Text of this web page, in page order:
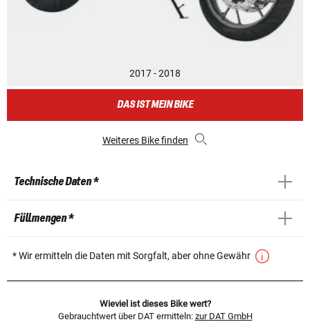
2017 - 2018
DAS IST MEIN BIKE
Weiteres Bike finden
Technische Daten *
Füllmengen *
* Wir ermitteln die Daten mit Sorgfalt, aber ohne Gewähr
Wieviel ist dieses Bike wert?
Gebrauchtwert über DAT ermitteln: zur DAT GmbH